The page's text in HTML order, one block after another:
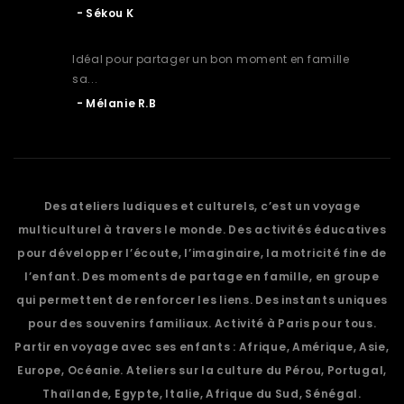
Sékou K
Idéal pour partager un bon moment en famille
sa...
Mélanie R.B
Des ateliers ludiques et culturels, c’est un voyage
multiculturel à travers le monde. Des activités éducatives
pour développer l’écoute, l’imaginaire, la motricité fine de
l’enfant. Des moments de partage en famille, en groupe
qui permettent de renforcer les liens. Des instants uniques
pour des souvenirs familiaux. Activité à Paris pour tous.
Partir en voyage avec ses enfants : Afrique, Amérique, Asie,
Europe, Océanie. Ateliers sur la culture du Pérou, Portugal,
Thaïlande, Egypte, Italie, Afrique du Sud, Sénégal.